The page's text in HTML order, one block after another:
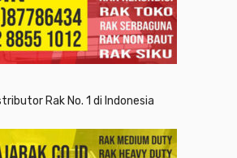
Rak No. 1 di Indonesia